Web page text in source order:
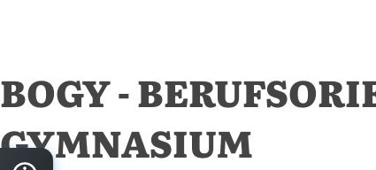
BOGY -
GYMNASIUM